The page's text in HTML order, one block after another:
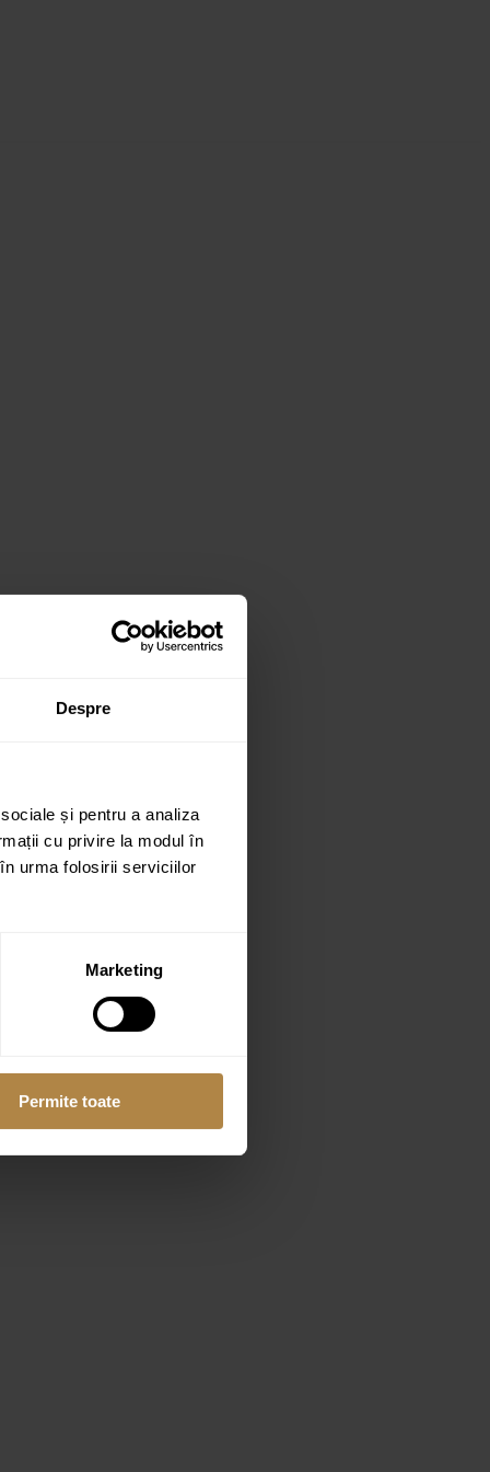
Despre
și pentru a analiza
cu privire la modul în
urma folosirii serviciilor
Marketing
Permite toate